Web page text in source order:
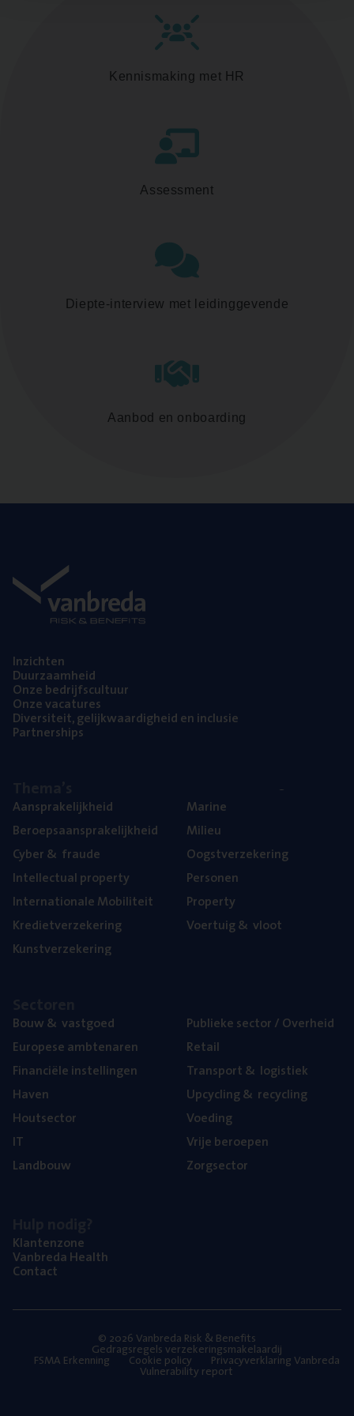
Kennismaking met HR
Assessment
Diepte-interview met leidinggevende
Aanbod en onboarding
Inzich­ten
Duur­zaam­heid
Onze bedrijfs­cul­tuur
Onze vaca­tu­res
Diver­si­teit, gelijk­waar­dig­heid en inclusie
Part­ner­ships
Aan­spra­ke­lijk­heid
Beroeps­aan­spra­ke­lijk­heid
Cyber& fraude
Intel­lec­tu­al property
Inter­na­ti­o­na­le Mobiliteit
Kre­diet­ver­ze­ke­ring
Kunst­ver­ze­ke­ring
Mari­ne
Mili­eu
Oogst­ver­ze­ke­ring
Per­so­nen
Pro­per­ty
Voer­tuig& vloot
Bouw& vastgoed
Euro­pe­se ambtenaren
Finan­ci­ë­le instellingen
Haven
Hout­sec­tor
IT
Land­bouw
Publie­ke sec­tor / Overheid
Retail
Trans­port& logistiek
Upcy­cling& recycling
Voe­ding
Vrije beroe­pen
Zorg­sec­tor
Klan­ten­zo­ne
Van­b­re­da Health
Con­tact
© 2026 Vanbreda Risk & Benefits
Gedragsregels verzekeringsmakelaardij
FSMA Erkenning Cookie policy Privacyverklaring Vanbreda
Vulnerability report